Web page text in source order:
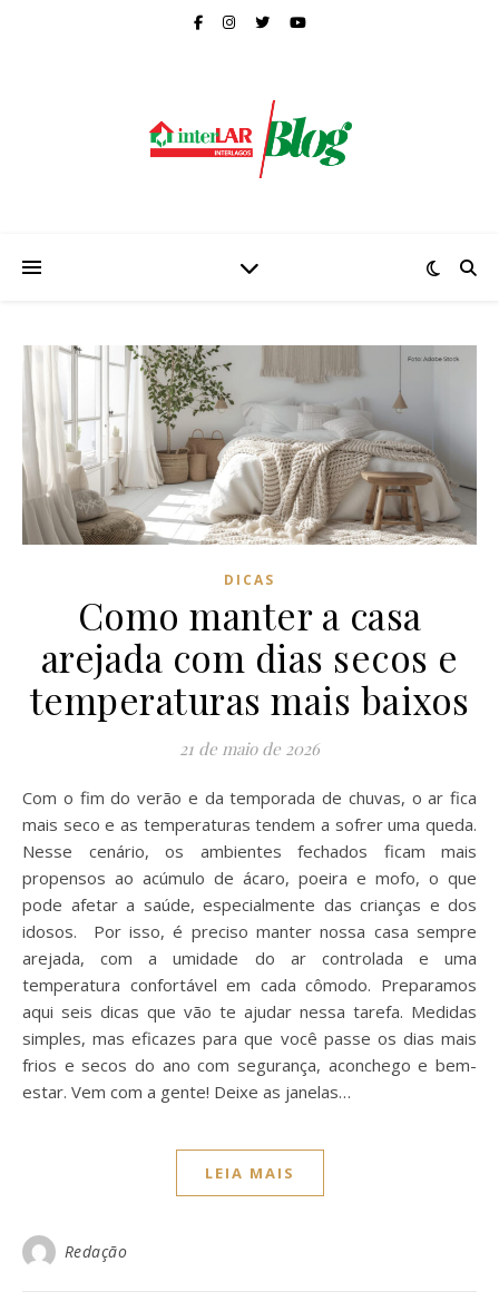
DICAS
Como manter a casa
arejada com dias secos e
temperaturas mais baixos
21 de maio de 2026
Com o fim do verão e da temporada de chuvas, o ar fica
mais seco e as temperaturas tendem a sofrer uma queda.
Nesse cenário, os ambientes fechados ficam mais
propensos ao acúmulo de ácaro, poeira e mofo, o que
pode afetar a saúde, especialmente das crianças e dos
idosos. Por isso, é preciso manter nossa casa sempre
arejada, com a umidade do ar controlada e uma
temperatura confortável em cada cômodo. Preparamos
aqui seis dicas que vão te ajudar nessa tarefa. Medidas
simples, mas eficazes para que você passe os dias mais
frios e secos do ano com segurança, aconchego e bem-
estar. Vem com a gente! Deixe as janelas…
LEIA MAIS
Redação